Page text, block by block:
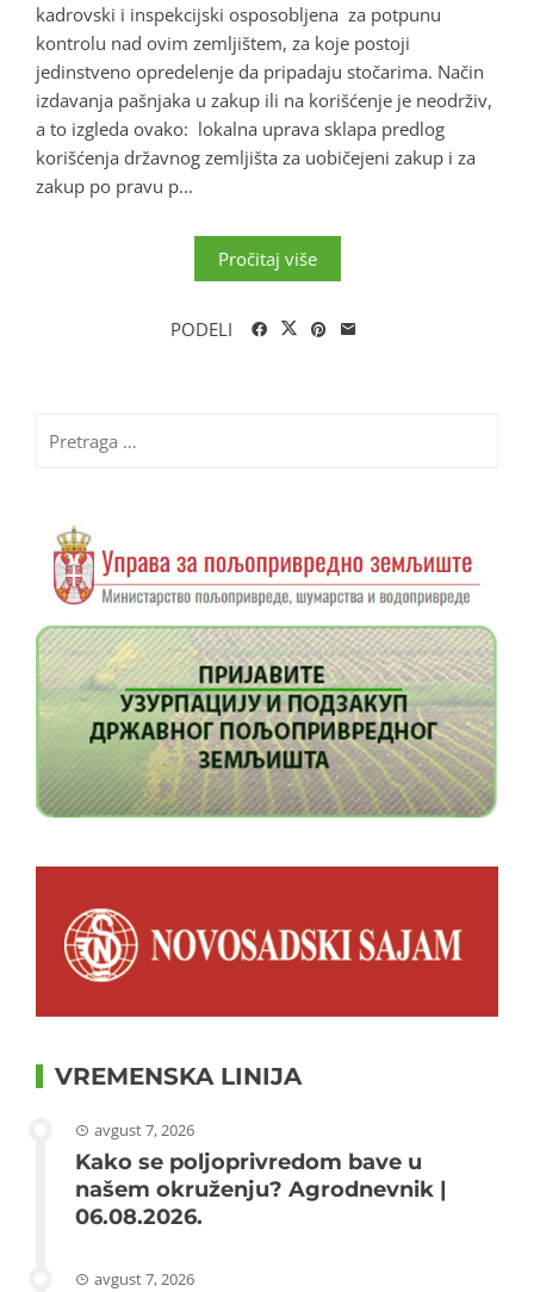
kadrovski i inspekcijski osposobljena za potpunu
kontrolu nad ovim zemljištem, za koje postoji
jedinstveno opredelenje da pripadaju stočarima. Način
izdavanja pašnjaka u zakup ili na korišćenje je neodrživ,
a to izgleda ovako: lokalna uprava sklapa predlog
korišćenja državnog zemljišta za uobičejeni zakup i za
zakup po pravu p...
Pročitaj više
PODELI
za:
VREMENSKA LINIJA
avgust 7, 2026
Kako se poljoprivredom bave u
našem okruženju? Agrodnevnik |
06.08.2026.
avgust 7, 2026